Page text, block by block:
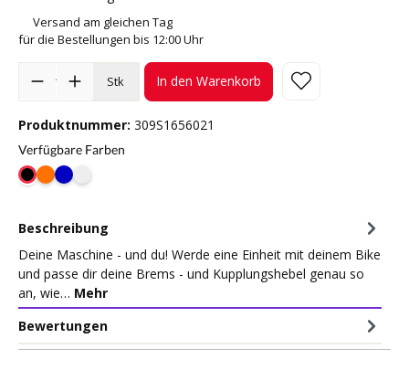
Versand am gleichen Tag
für die Bestellungen bis 12:00 Uhr
Stk In den Warenkorb
Produktnummer: 309S1656021
Verfügbare Farben
Beschreibung
Deine Maschine - und du! Werde eine Einheit mit deinem Bike
und passe dir deine Brems - und Kupplungshebel genau so
an, wie… Mehr
Bewertungen